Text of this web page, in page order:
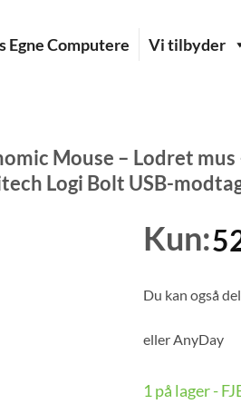
Egne Computere Vi tilbyder
Mouse – Lodret
Logi Bolt USB-
Kun:
Du kan også
ellerAnyDay
1 på lager -